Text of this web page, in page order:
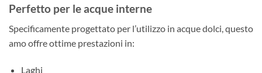
Perfetto per le acque interne
Specificamente progettato per l’utilizzo in acque dolci, questo
amo offre ottime prestazioni in:
Laghi